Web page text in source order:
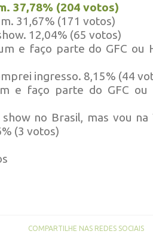
37,78% (204 votos)
31,67% (171 votos)
12,04% (65 votos)
e faço parte do GFC ou
ingresso. 8,15% (44
e faço parte do GFC ou
no Brasil, mas vou
(3 votos)
COMPARTILHE NAS REDES SOCIAIS